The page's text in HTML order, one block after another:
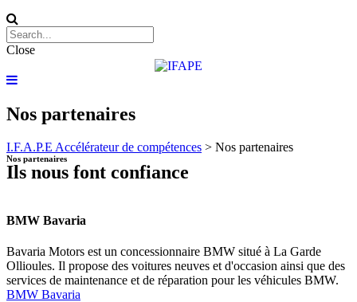
Close
Nos partenaires
I.F.A.P.E Accélérateur de compétences > Nos partenaires
Nos partenaires
Ils nous font confiance
BMW Bavaria
Bavaria Motors est un concessionnaire BMW situé à La Garde
Ollioules. Il propose des voitures neuves et d'occasion ainsi que des
services de maintenance et de réparation pour les véhicules BMW.
BMW Bavaria